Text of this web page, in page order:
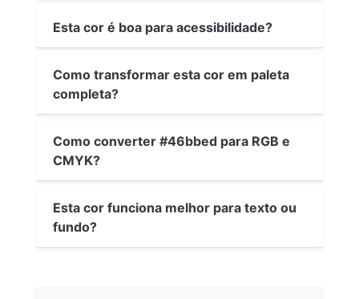
Esta cor é boa para acessibilidade?
Como transformar esta cor em paleta
completa?
Como converter #46bbed para RGB e
CMYK?
Esta cor funciona melhor para texto ou
fundo?